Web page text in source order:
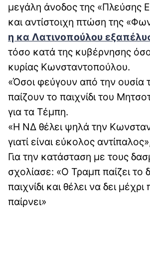
μεγάλη άνοδος της «Πλεύσης
και αντίστοιχη πτώση της
η κα Λατινοπούλου
τόσο κατά της κυβέρνησης
κυρίας Κωνσταντοπούλου.
«Όσοι φεύγουν από την ουσία
παίζουν το παιχνίδι του
για τα Τέμπη.
«Η ΝΔ θέλει ψηλά την
γιατί είναι εύκολος
Για την κατάσταση με τους
σχολίασε: «Ο Τραμπ παίζει το
παιχνίδι και θέλει να δει
παίρνει»